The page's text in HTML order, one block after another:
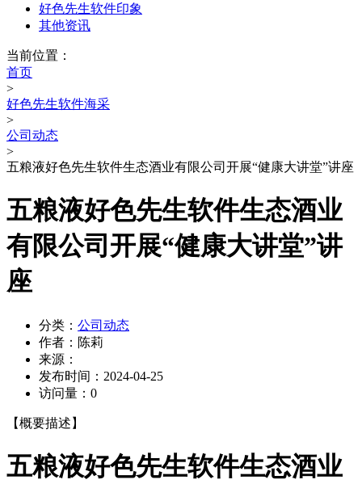
好色先生软件印象
其他资讯
当前位置：
首页
>
好色先生软件海采
>
公司动态
>
五粮液好色先生软件生态酒业有限公司开展“健康大讲堂”讲座
五粮液好色先生软件生态酒业
有限公司开展“健康大讲堂”讲
座
分类： 公司动态
作者： 陈莉
来源：
发布时间： 2024-04-25
访问量： 0
【概要描述】
五粮液好色先生软件生态酒业